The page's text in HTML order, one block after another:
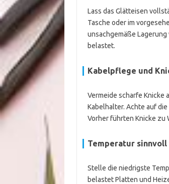
Lass das Glätteisen
Tasche oder im
unsachgemäße
belastet.
Kabelpflege und
Vermeide scharfe Knicke
Kabelhalter. Achte auf
Vorher führten Knicke zu
Temperatur sinnvoll
Stelle die niedrigste
belastet Platten und